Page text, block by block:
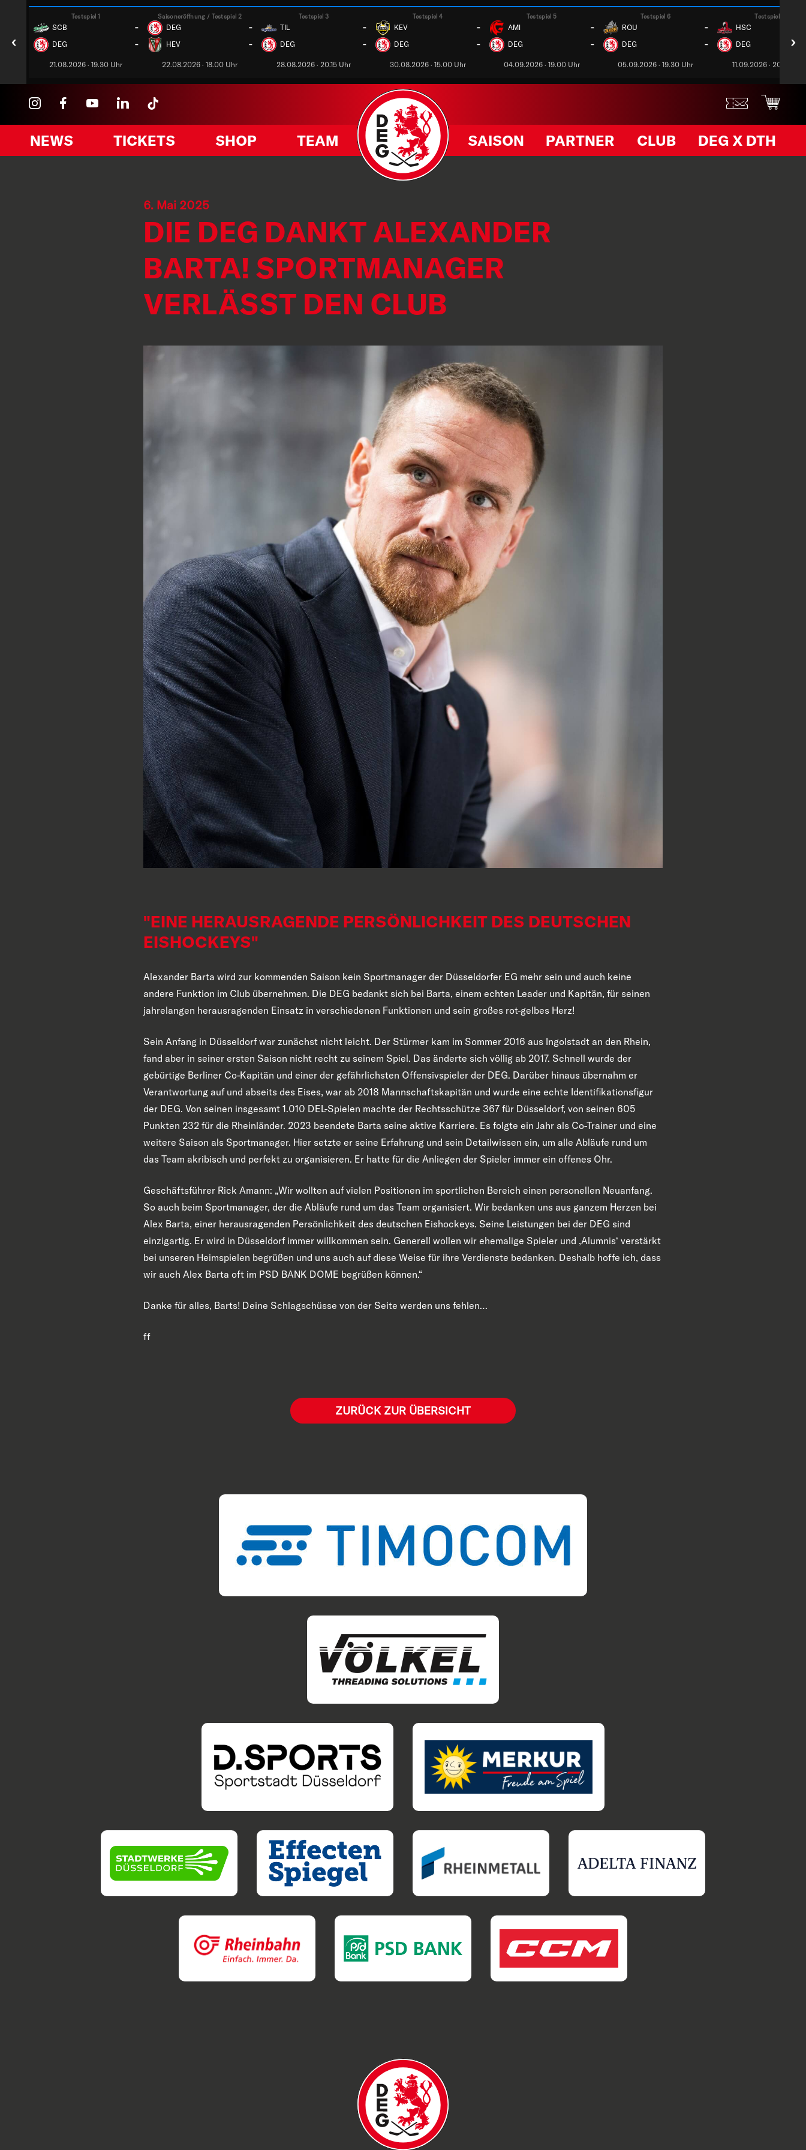
‹
Testspiel 1
SCB -
DEG -
21.08.2026 · 19.30 Uhr
Saisoneröffnung / Testspiel 2
DEG -
HEV -
22.08.2026 · 18.00 Uhr
Testspiel 3
TIL -
DEG -
28.08.2026 · 20.15 Uhr
Testspiel 4
KEV -
DEG -
30.08.2026 · 15.00 Uhr
Testspiel 5
AMI -
DEG -
04.09.2026 · 19.00 Uhr
Testspiel 6
ROU -
DEG -
05.09.2026 · 19.30 Uhr
Testspiel 7
HSC
DEG
11.09.2026 · 20.00 Uhr
›
NEWS TICKETS SHOP TEAM SAISON PARTNER CLUB DEG X DTH
6. Mai 2025
DIE DEG DANKT ALEXANDER
BARTA! SPORTMANAGER
VERLÄSST DEN CLUB
"EINE HERAUSRAGENDE PERSÖNLICHKEIT DES DEUTSCHEN
EISHOCKEYS"
Alexander Barta wird zur kommenden Saison kein Sportmanager der Düsseldorfer EG mehr sein und auch keine
andere Funktion im Club übernehmen. Die DEG bedankt sich bei Barta, einem echten Leader und Kapitän, für seinen
jahrelangen herausragenden Einsatz in verschiedenen Funktionen und sein großes rot-gelbes Herz!
Sein Anfang in Düsseldorf war zunächst nicht leicht. Der Stürmer kam im Sommer 2016 aus Ingolstadt an den Rhein,
fand aber in seiner ersten Saison nicht recht zu seinem Spiel. Das änderte sich völlig ab 2017. Schnell wurde der
gebürtige Berliner Co-Kapitän und einer der gefährlichsten Offensivspieler der DEG. Darüber hinaus übernahm er
Verantwortung auf und abseits des Eises, war ab 2018 Mannschaftskapitän und wurde eine echte Identifikationsfigur
der DEG. Von seinen insgesamt 1.010 DEL-Spielen machte der Rechtsschütze 367 für Düsseldorf, von seinen 605
Punkten 232 für die Rheinländer. 2023 beendete Barta seine aktive Karriere. Es folgte ein Jahr als Co-Trainer und eine
weitere Saison als Sportmanager. Hier setzte er seine Erfahrung und sein Detailwissen ein, um alle Abläufe rund um
das Team akribisch und perfekt zu organisieren. Er hatte für die Anliegen der Spieler immer ein offenes Ohr.
Geschäftsführer Rick Amann: „Wir wollten auf vielen Positionen im sportlichen Bereich einen personellen Neuanfang.
So auch beim Sportmanager, der die Abläufe rund um das Team organisiert. Wir bedanken uns aus ganzem Herzen bei
Alex Barta, einer herausragenden Persönlichkeit des deutschen Eishockeys. Seine Leistungen bei der DEG sind
einzigartig. Er wird in Düsseldorf immer willkommen sein. Generell wollen wir ehemalige Spieler und ‚Alumnis‘ verstärkt
bei unseren Heimspielen begrüßen und uns auch auf diese Weise für ihre Verdienste bedanken. Deshalb hoffe ich, dass
wir auch Alex Barta oft im PSD BANK DOME begrüßen können.“
Danke für alles, Barts! Deine Schlagschüsse von der Seite werden uns fehlen…
ff
ZURÜCK ZUR ÜBERSICHT